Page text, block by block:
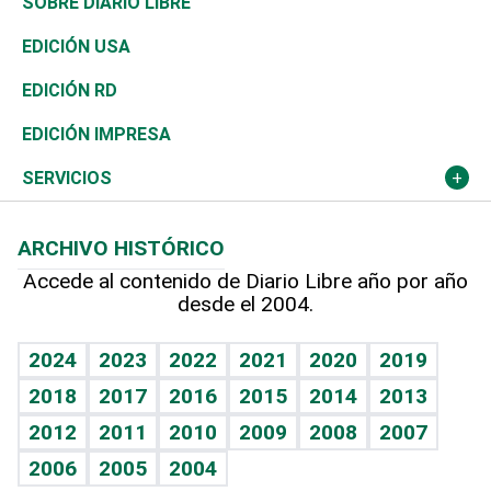
Reportajes
África
Ocenanía
Caribe
Resto del mundo
Vivienda
Telecom.
Global y variable
Economía personal
Buena Vida
Sociales
Novedades
Podcast Arte Libre
Hablando con el pediatra
Vida y familia
Eñe
Celebrando la vida
Sin complejos
Ciclismo
Tenis
Olimpismo
Más deportes
Línea de hit
TBT Deportivo
En Directo
El Espía
Noticiero Poteleche
Columnistas
Más firmas
Tecnología
Historia
Martes de tecnología
Cambio climático
Economía
Revista
Deportes
Opinión
Hecho en casa
Guía del dinero
EDICIÓN USA
EDICIÓN RD
EDICIÓN IMPRESA
SERVICIOS
Cumpleaños
Horóscopos
Crucigramas
ARCHIVO HISTÓRICO
Accede al contenido de Diario Libre año por año
desde el 2004.
2024 2023 2022 2021 2020
2019
2018
2017 2016 2015 2014
2013
2012
2011 2010 2009 2008
2007
2006
2005 2004